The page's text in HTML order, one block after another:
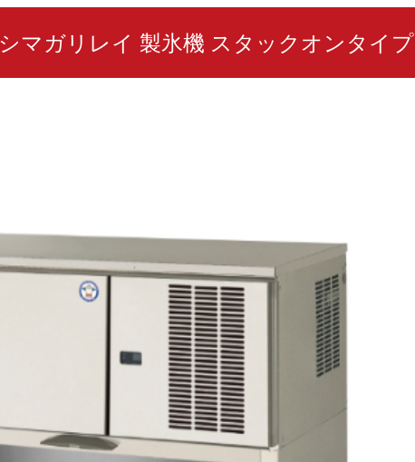
マガリレイ 製氷機 スタックオンタイプ